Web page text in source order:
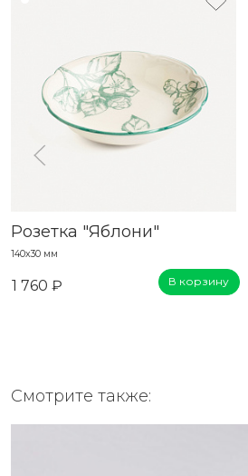
Розетка "Яблони"
140x30 мм
1 760 ₽ В корзину
Смотрите также: